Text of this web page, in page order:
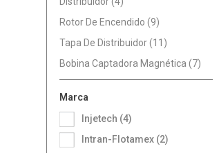
Rotor De Encendido (9)
Tapa De Distribuidor (11)
Bobina Captadora Magnética (7)
Marca
Injetech (4)
Intran-Flotamex (2)